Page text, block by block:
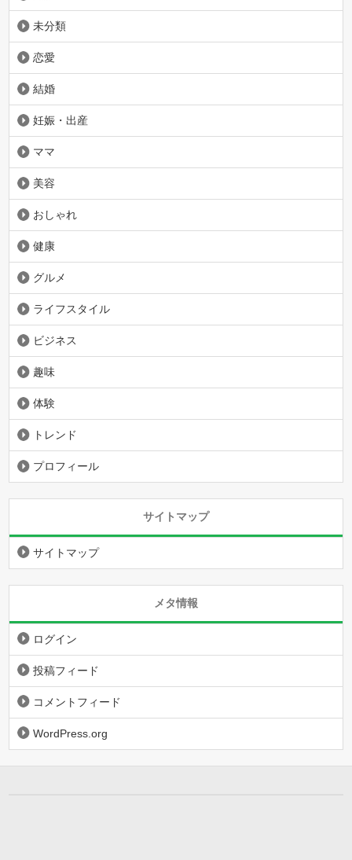
未分類
恋愛
結婚
妊娠・出産
ママ
美容
おしゃれ
健康
グルメ
ライフスタイル
ビジネス
趣味
体験
トレンド
プロフィール
サイトマップ
サイトマップ
メタ情報
ログイン
投稿フィード
コメントフィード
WordPress.org